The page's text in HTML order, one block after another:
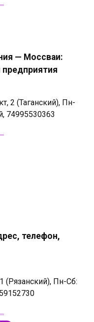
— Моссваи:
2 (Таганский), Пн-
74995530363
телефон,
(Рязанский), Пн-Сб: